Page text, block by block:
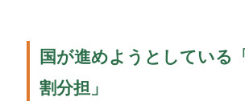
国が進めようとしている
割分担」